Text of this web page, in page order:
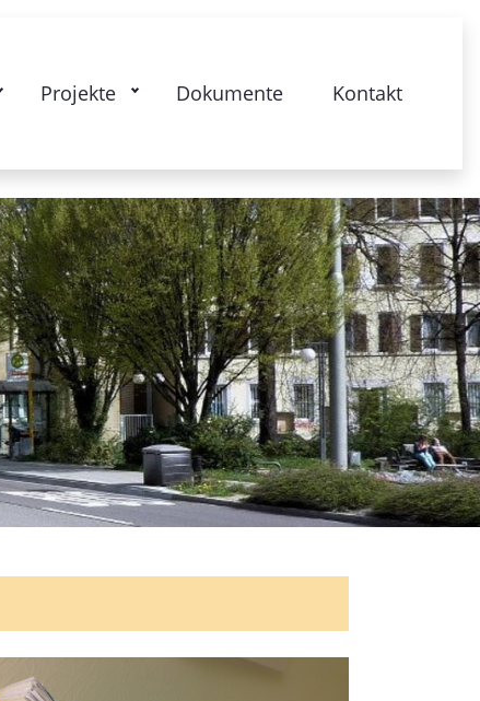
Projekte Dokumente Kontakt